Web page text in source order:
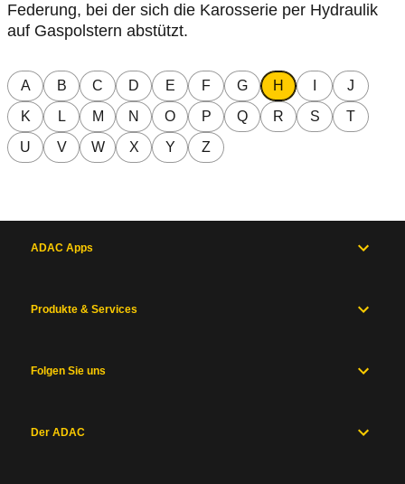
Federung, bei der sich die Karosserie per Hydraulik
auf Gaspolstern abstützt.
A B C D E F G H
J
K
L M N O P Q R S
T
U
V W X Y Z
ADAC Apps
Produkte & Services
Folgen Sie uns
Der ADAC